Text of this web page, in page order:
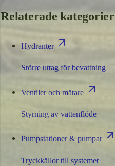
Relaterade kategorier
Hydranter
Större uttag för bevattning
Ventiler och mätare
Styrning av vattenflöde
Pumpstationer & pumpar
Tryckkällor till systemet